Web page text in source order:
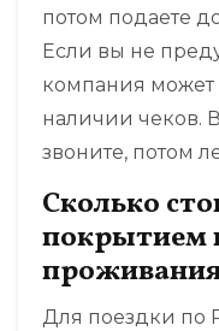
потом подаете
Если вы не
компания может
наличии чеков.
звоните, потом
Сколько
покрытием
Для поездки по